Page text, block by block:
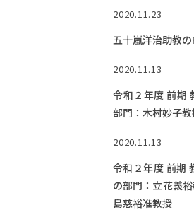
2020.11.23
五十嵐洋治助教の
2020.11.13
令和２年度 前期
部門：木村妙子
2020.11.13
令和２年度 前期
の部門：立花義
島慈裕准教授